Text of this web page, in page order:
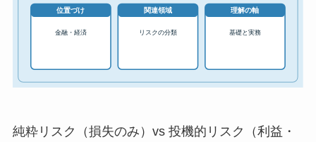
純粋リスク（損失のみ）vs 投機的リスク（利益・